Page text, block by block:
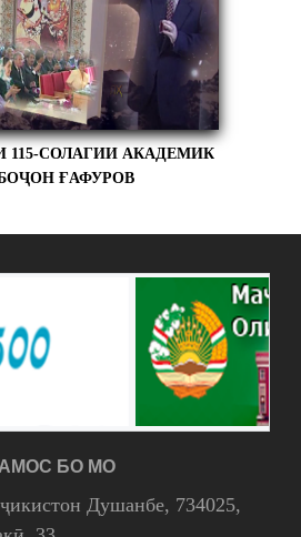
115-СОЛАГИИ АКАДЕМИК
ҒАФУРОВ
БО МО
Душанбе, 734025,